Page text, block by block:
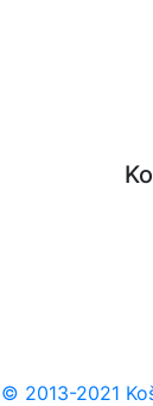
© 2013-2021